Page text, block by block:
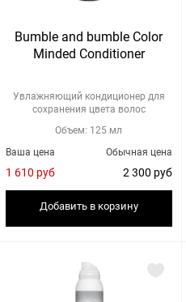
Bumble and bumble Color
Minded Conditioner
Увлажняющий кондиционер для
сохранения цвета волос
Объем: 125 мл
Обычная цена
2 300 руб
Ваша цена
1 610 руб
Добавить в корзину